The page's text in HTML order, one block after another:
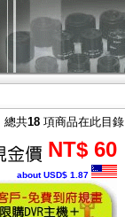
總共18 項商品在此目錄
NT$ 60
about USD$ 1.87